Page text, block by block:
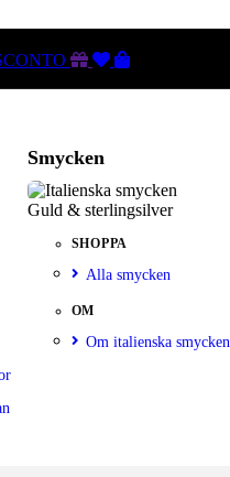
Gutscheine
Wunschliste
Warenkorb
Smycken
Guld & sterlingsilver
SHOPPA
Alla smycken
OM
Om italienska smycken